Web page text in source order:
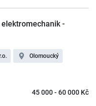
-
Olomoucký
45 000 - 60 000 Kč